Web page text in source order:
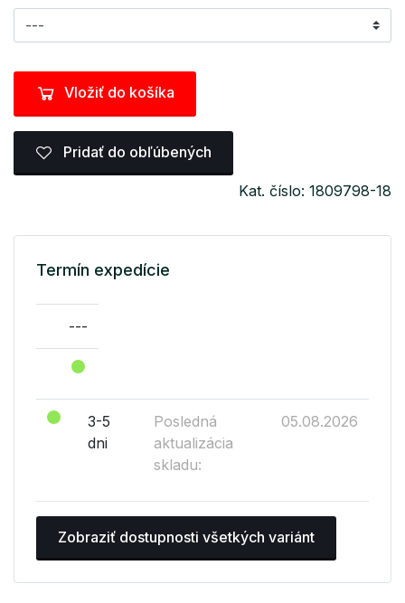
Vložiť do košíka
Pridať do obľúbených
Kat. číslo: 1809798-18
Termín expedície
---
3-5
dni
Posledná
aktualizácia
skladu:
05.08.2026
Zobraziť dostupnosti všetkých variánt